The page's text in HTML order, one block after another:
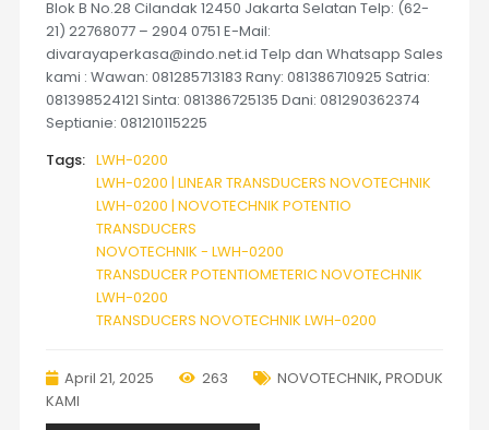
Blok B No.28 Cilandak 12450 Jakarta Selatan Telp: (62-
21) 22768077 – 2904 0751 E-Mail:
divarayaperkasa@indo.net.id Telp dan Whatsapp Sales
kami : Wawan: 081285713183 Rany: 081386710925 Satria:
081398524121 Sinta: 081386725135 Dani: 081290362374
Septianie: 081210115225
Tags: LWH-0200
LWH-0200 | LINEAR TRANSDUCERS NOVOTECHNIK
LWH-0200 | NOVOTECHNIK POTENTIO
TRANSDUCERS
NOVOTECHNIK - LWH-0200
TRANSDUCER POTENTIOMETERIC NOVOTECHNIK
LWH-0200
TRANSDUCERS NOVOTECHNIK LWH-0200
April 21, 2025 263 NOVOTECHNIK, PRODUK
KAMI